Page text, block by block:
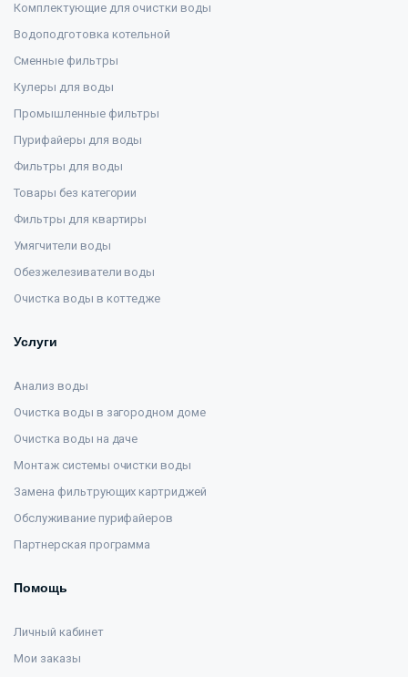
Комплектующие для очистки воды
Водоподготовка котельной
Сменные фильтры
Кулеры для воды
Промышленные фильтры
Пурифайеры для воды
Фильтры для воды
Товары без категории
Фильтры для квартиры
Умягчители воды
Обезжелезиватели воды
Очистка воды в коттедже
Услуги
Анализ воды
Очистка воды в загородном доме
Очистка воды на даче
Монтаж системы очистки воды
Замена фильтрующих картриджей
Обслуживание пурифайеров
Партнерская программа
Помощь
Личный кабинет
Мои заказы